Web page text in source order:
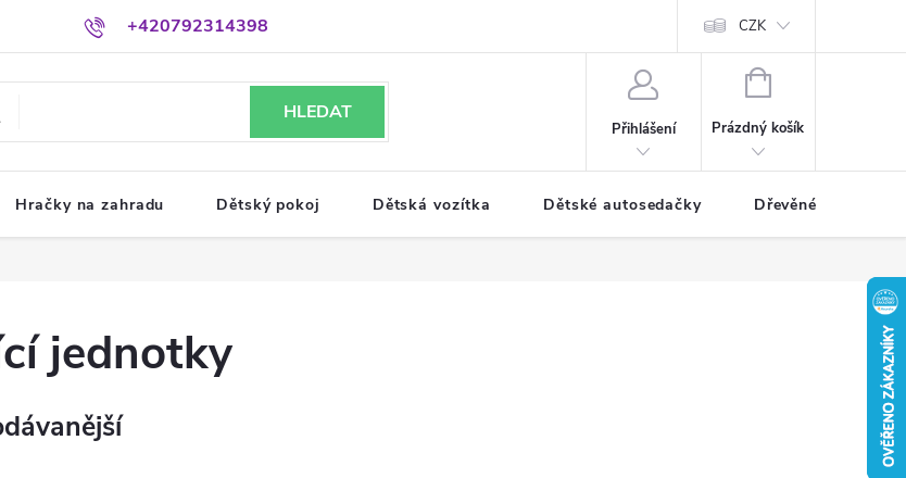
+420792314398 CZK
HLEDAT
Přihlášení
NÁKUPNÍ
Prázdný košík
Hračky na zahradu Dětský pokoj Dětská vozítka Dětské autosedačky Dřevěné hračky
jednotky